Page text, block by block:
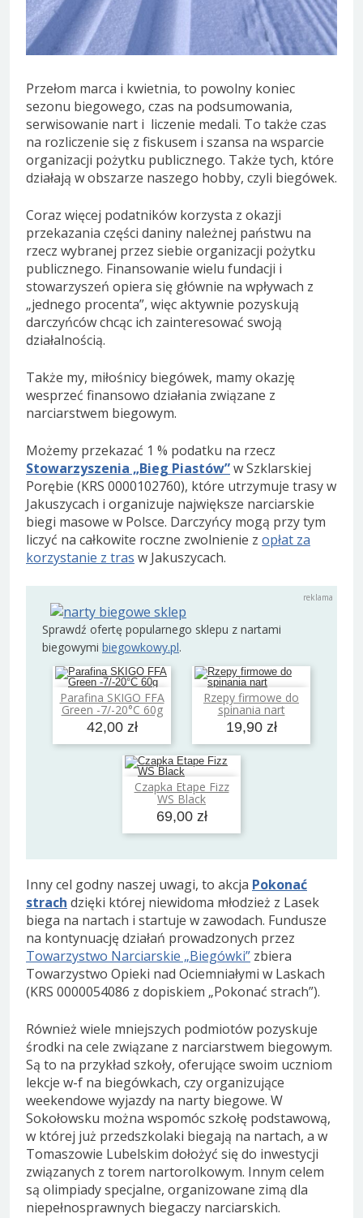
Przełom marca i kwietnia, to powolny koniec
sezonu biegowego, czas na podsumowania,
serwisowanie nart i liczenie medali. To także czas
na rozliczenie się z fiskusem i szansa na wsparcie
organizacji pożytku publicznego. Także tych, które
działają w obszarze naszego hobby, czyli biegówek.
Coraz więcej podatników korzysta z okazji
przekazania części daniny należnej państwu na
rzecz wybranej przez siebie organizacji pożytku
publicznego. Finansowanie wielu fundacji i
stowarzyszeń opiera się głównie na wpływach z
„jednego procenta”, więc aktywnie pozyskują
darczyńców chcąc ich zainteresować swoją
działalnością.
Także my, miłośnicy biegówek, mamy okazję
wesprzeć finansowo działania związane z
narciarstwem biegowym.
Możemy przekazać 1 % podatku na rzecz
Stowarzyszenia „Bieg Piastów”w Szklarskiej
Porębie (KRS 0000102760), które utrzymuje trasy w
Jakuszycach i organizuje największe narciarskie
biegi masowe w Polsce. Darczyńcy mogą przy tym
liczyć na całkowite roczne zwolnienie z opłat za
korzystanie z tras w Jakuszycach.
Sprawdź ofertę popularnego sklepu z nartami
biegowymi biegowkowy.pl.
Parafina SKIGO FFA
Green -7/-20°C 60g
42,00 zł
Dodaj do koszyka Rzepy firmowe do
spinania nart
19,90 zł
Dodaj do koszyka
Czapka Etape Fizz
WS Black
69,00 zł
Dodaj do koszyka
Inny cel godny naszej uwagi, to akcja Pokonać
strach dzięki której niewidoma młodzież z Lasek
biega na nartach i startuje w zawodach. Fundusze
na kontynuację działań prowadzonych przez
Towarzystwo Narciarskie „Biegówki” zbiera
Towarzystwo Opieki nad Ociemniałymi w Laskach
(KRS 0000054086 z dopiskiem „Pokonać strach”).
Również wiele mniejszych podmiotów pozyskuje
środki na cele związane z narciarstwem biegowym.
Są to na przykład szkoły, oferujące swoim uczniom
lekcje w-f na biegówkach, czy organizujące
weekendowe wyjazdy na narty biegowe. W
Sokołowsku można wspomóc szkołę podstawową,
w której już przedszkolaki biegają na nartach, a w
Tomaszowie Lubelskim dołożyć się do inwestycji
związanych z torem nartorolkowym. Innym celem
są olimpiady specjalne, organizowane zimą dla
niepełnosprawnych biegaczy narciarskich.